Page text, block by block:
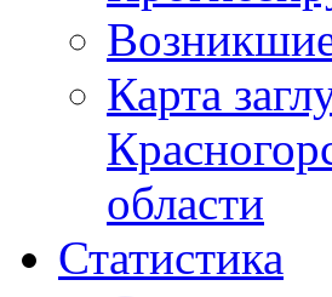
Карта
области
Статистика